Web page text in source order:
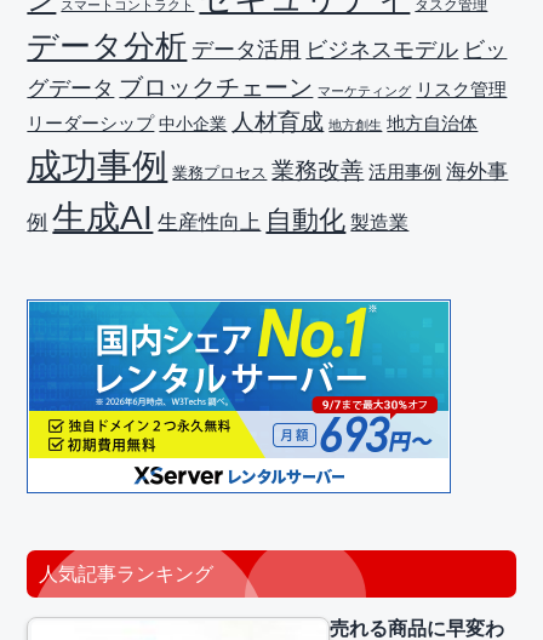
スマートコントラクト タスク管理
データ分析 データ活用 ビジネスモデル ビッ
グデータ ブロックチェーン マーケティング リスク管理
リーダーシップ 中小企業 人材育成 地方創生 地方自治体
成功事例 業務プロセス 業務改善 活用事例 海外事
例 生成AI 生産性向上 自動化 製造業
人気記事ランキング
売れる商品に早変わ